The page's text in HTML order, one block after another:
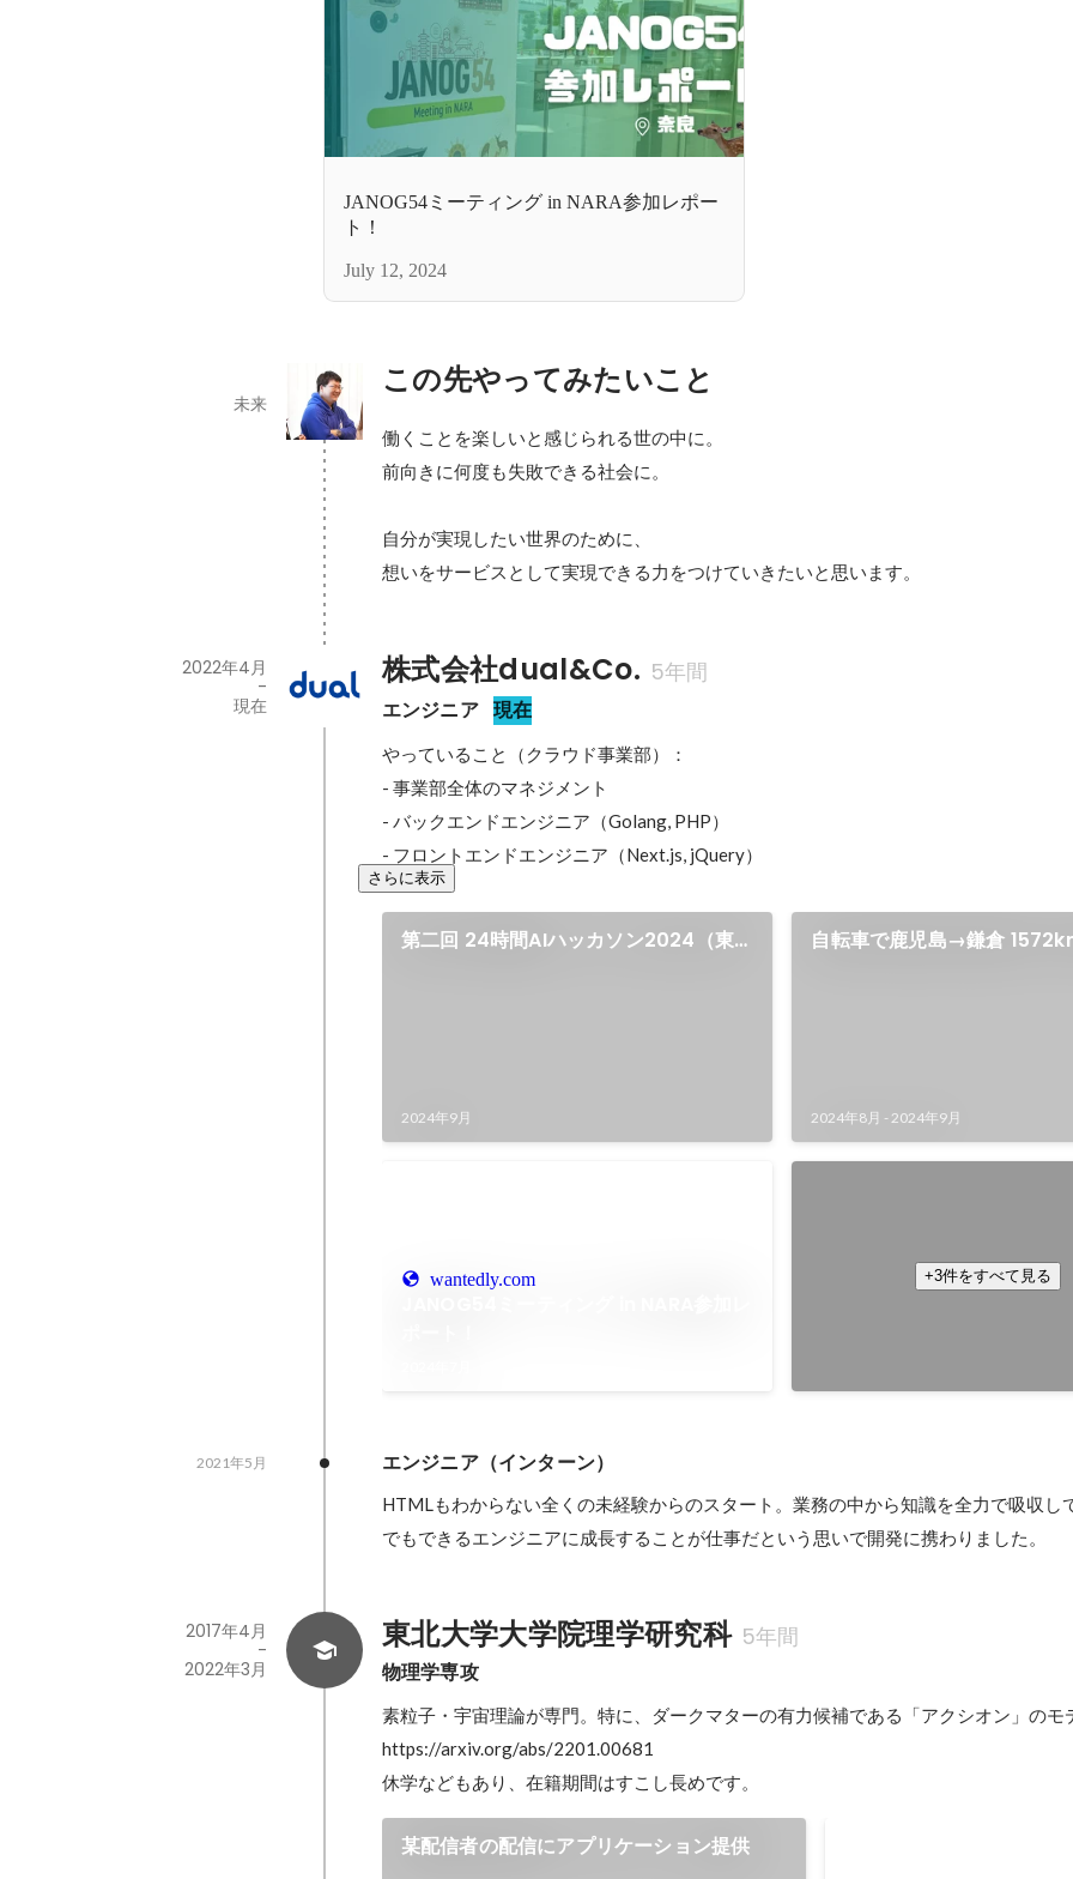
JANOG54ミーティング in NARA参加レポー
ト！
July 12, 2024
この先やってみたいこと
未来
働くことを楽しいと感じられる世の中に。
前向きに何度も失敗できる社会に。
自分が実現したい世界のために、
想いをサービスとして実現できる力をつけていきたいと思います。
株式会社dual&Co. 5年間
エンジニア 現在
2022年4月
-
現在
やっていること（クラウド事業部）：
- 事業部全体のマネジメント
- バックエンドエンジニア（Golang, PHP）
- フロントエンドエンジニア（Next.js, jQuery）
さらに表示
第二回 24時間AIハッカソン2024（東
2024年9月
自転車で鹿児島→鎌倉
2024年8月 - 2024年9月
wantedly.com
PUBG MOBILE で活動開始。 大会
などに随時参加中。
+3件をすべて見る
エンジニア（インターン）
2021年5月
HTMLもわからない全くの未経験からのスタート。業務の中から知識を全力で吸収し
でもできるエンジニアに成長することが仕事だという思いで開発に携わりました。
東北大学大学院理学研究科 5年間
物理学専攻
2017年4月
-
2022年3月
素粒子・宇宙理論が専門。特に、ダークマターの有力候補である「アクシオン」のモ
https://arxiv.org/abs/2201.00681
休学などもあり、在籍期間はすこし長めです。
某配信者の配信にアプリケーション提供